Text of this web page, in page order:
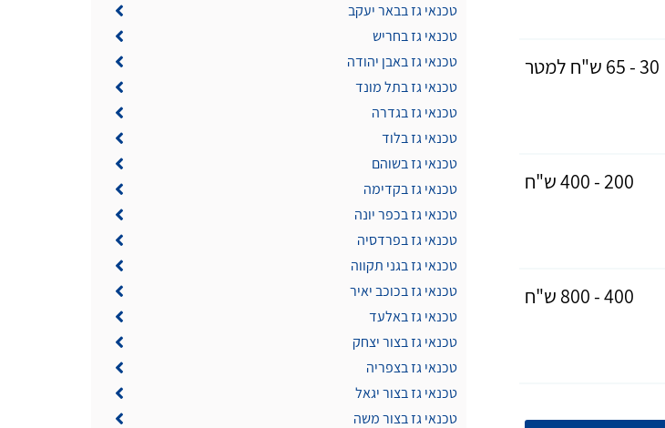
30 - 65 ש"ח למטר
200 - 400 ש"ח
400 - 800 ש"ח
טכנאי גז בבאר יעקב
טכנאי גז בחריש
טכנאי גז באבן יהודה
טכנאי גז בתל מונד
טכנאי גז בגדרה
טכנאי גז בלוד
טכנאי גז בשוהם
טכנאי גז בקדימה
טכנאי גז בכפר יונה
טכנאי גז בפרדסיה
טכנאי גז בגני תקווה
טכנאי גז בכוכב יאיר
טכנאי גז באלעד
טכנאי גז בצור יצחק
טכנאי גז בצפריה
טכנאי גז בצור יגאל
טכנאי גז בצור משה